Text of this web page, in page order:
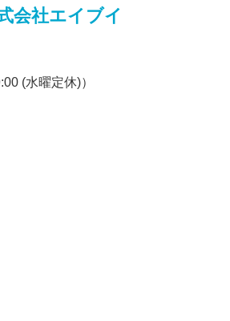
会社エイブイ
(水曜定休)）